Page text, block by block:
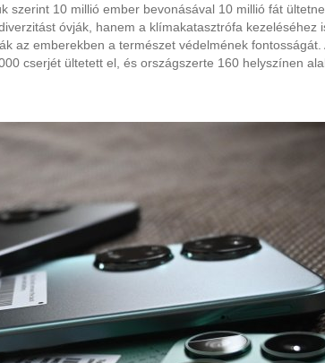
szerint 10 millió ember bevonásával 10 millió fát
óvják, hanem a klímakatasztrófa kezeléséhez
az emberekben a természet védelmének fontosságát.
cserjét ültetett el, és országszerte 160 helyszínen